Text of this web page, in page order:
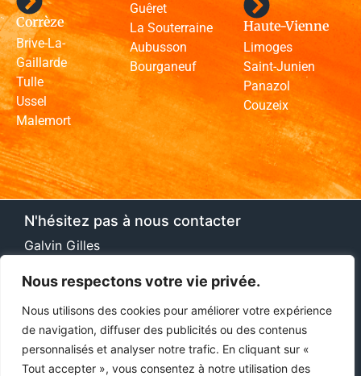
Nous respectons votre vie privée.
Nous utilisons des cookies pour améliorer votre expérience
de navigation, diffuser des publicités ou des contenus
personnalisés et analyser notre trafic. En cliquant sur «
Tout accepter », vous consentez à notre utilisation des
Corrèze
Brive-La-
Gaillarde
Tulle
Ussel
Malemort
Guêret
La Souterraine
Aubusson
Bourganeuf
Haute-Vienne
Limoges
Saint-Junien
Panazol
Couzeix
N'hésitez pas à nous contacter
Galvin Gilles
(+33)06 22 13 42 87
contact@solresineconcept.fr